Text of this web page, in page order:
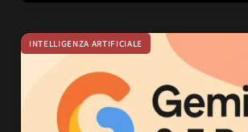
INTELLIGENZA ARTIFICIALE